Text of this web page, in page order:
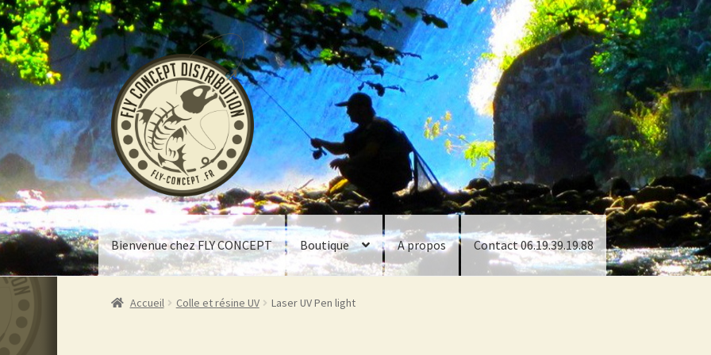
Aller
à
la
navigation
Aller
au
contenu
Bienvenue chez FLY CONCEPT Boutique A propos Contact 06.19.39.19.88
Accueil Colle et résine UV Laser UV Pen light